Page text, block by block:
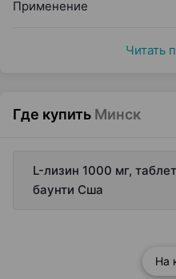
Применение
Читать
Где купить Минск
L-лизин 1000 мг,
баунти Сша
На